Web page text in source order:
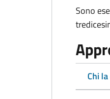
Sono
Chi